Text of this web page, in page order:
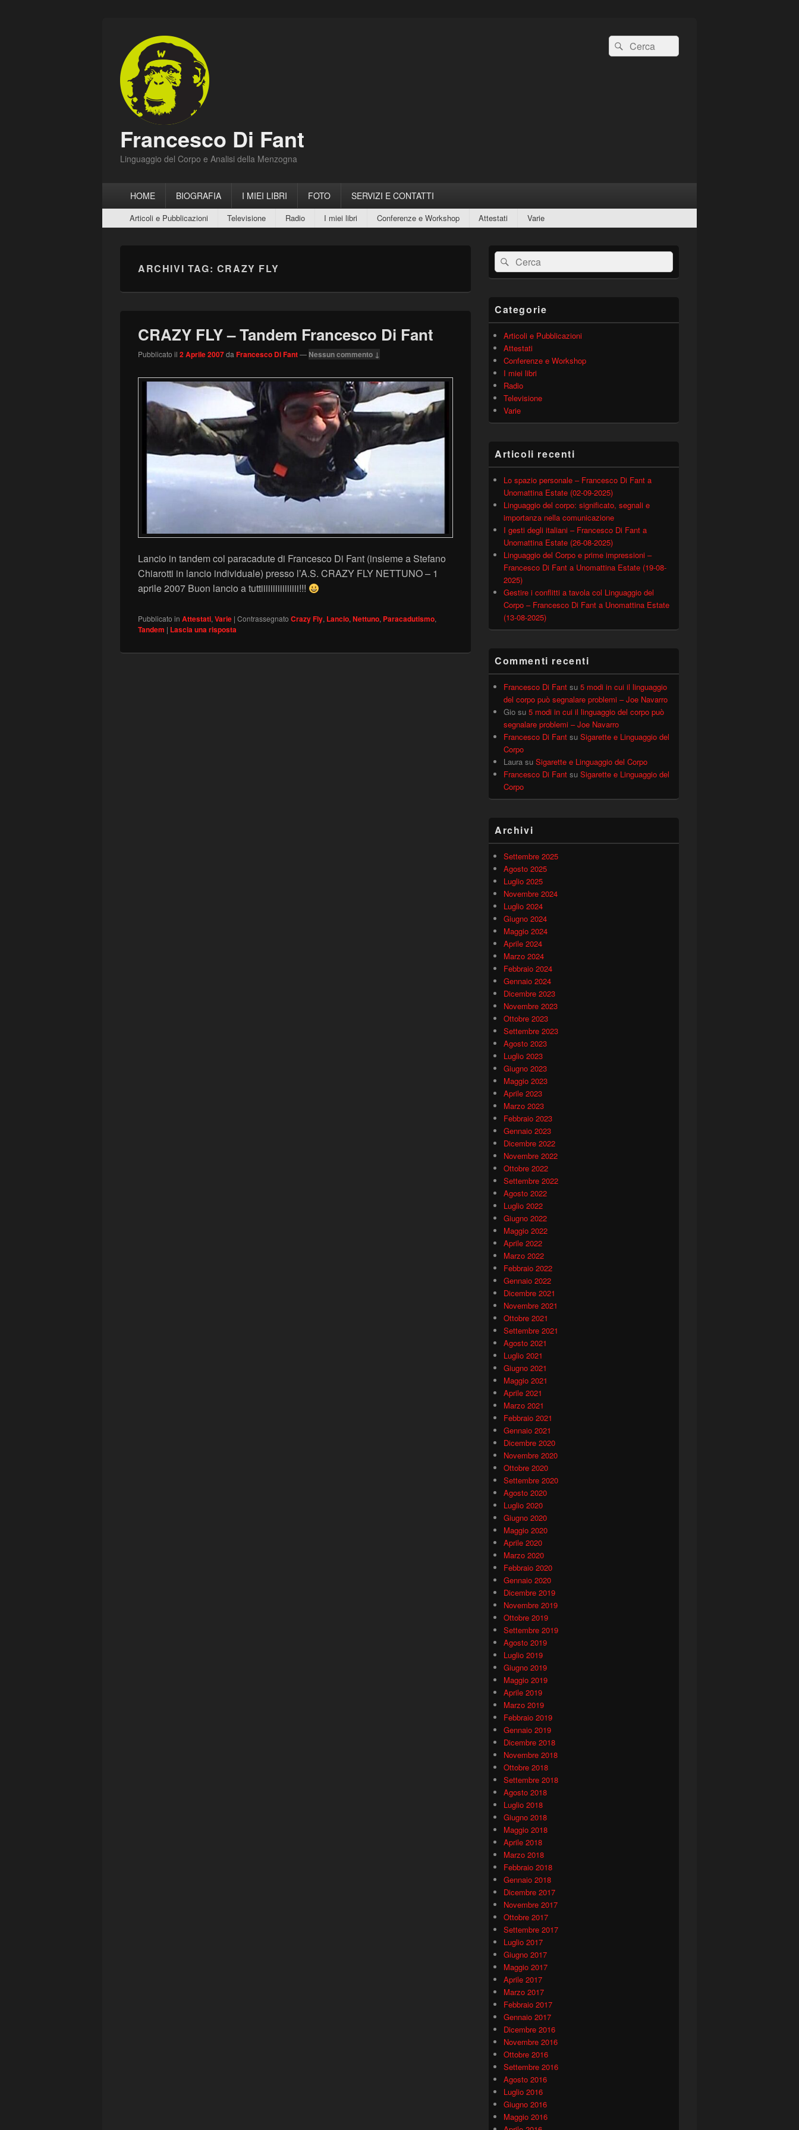
Francesco Di Fant
Linguaggio del Corpo e Analisi della Menzogna
Cerca:Cerca
principaleHOME BIOGRAFIA I MIEI LIBRI FOTO SERVIZI E CONTATTI
secondario
Articoli e Pubblicazioni Televisione Radio I miei libri Conferenze e Workshop Attestati Varie
ARCHIVI TAG: CRAZY FLY
CRAZY FLY – Tandem Francesco Di Fant
Pubblicato il 2 Aprile 2007da Francesco Di Fant— Nessun commento ↓
Lancio in tandem col paracadute di Francesco Di Fant (insieme a Stefano
Chiarotti in lancio individuale) presso l’A.S. CRAZY FLY NETTUNO – 1
aprile 2007 Buon lancio a tuttiiiiiiiiiiiiiiii!!!
Pubblicato in Attestati, Varie | Contrassegnato Crazy Fly, Lancio, Nettuno, Paracadutismo,
Tandem | Lascia una risposta
Area
widget
barra
laterale
Cerca:Cerca
Categorie
Articoli e Pubblicazioni
Attestati
Conferenze e Workshop
I miei libri
Radio
Televisione
Varie
Articoli recenti
Lo spazio personale – Francesco Di Fant a
Unomattina Estate (02-09-2025)
Linguaggio del corpo: significato, segnali e
importanza nella comunicazione
I gesti degli italiani – Francesco Di Fant a
Unomattina Estate (26-08-2025)
Linguaggio del Corpo e prime impressioni –
Francesco Di Fant a Unomattina Estate (19-08-
2025)
Gestire i conflitti a tavola col Linguaggio del
Corpo – Francesco Di Fant a Unomattina Estate
(13-08-2025)
Commenti recenti
Francesco Di Fant su 5 modi in cui il linguaggio
del corpo può segnalare problemi – Joe Navarro
Gio su 5 modi in cui il linguaggio del corpo può
segnalare problemi – Joe Navarro
Francesco Di Fant su Sigarette e Linguaggio del
Corpo
Laura su Sigarette e Linguaggio del Corpo
Francesco Di Fant su Sigarette e Linguaggio del
Corpo
Archivi
Settembre 2025
Agosto 2025
Luglio 2025
Novembre 2024
Luglio 2024
Giugno 2024
Maggio 2024
Aprile 2024
Marzo 2024
Febbraio 2024
Gennaio 2024
Dicembre 2023
Novembre 2023
Ottobre 2023
Settembre 2023
Agosto 2023
Luglio 2023
Giugno 2023
Maggio 2023
Aprile 2023
Marzo 2023
Febbraio 2023
Gennaio 2023
Dicembre 2022
Novembre 2022
Ottobre 2022
Settembre 2022
Agosto 2022
Luglio 2022
Giugno 2022
Maggio 2022
Aprile 2022
Marzo 2022
Febbraio 2022
Gennaio 2022
Dicembre 2021
Novembre 2021
Ottobre 2021
Settembre 2021
Agosto 2021
Luglio 2021
Giugno 2021
Maggio 2021
Aprile 2021
Marzo 2021
Febbraio 2021
Gennaio 2021
Dicembre 2020
Novembre 2020
Ottobre 2020
Settembre 2020
Agosto 2020
Luglio 2020
Giugno 2020
Maggio 2020
Aprile 2020
Marzo 2020
Febbraio 2020
Gennaio 2020
Dicembre 2019
Novembre 2019
Ottobre 2019
Settembre 2019
Agosto 2019
Luglio 2019
Giugno 2019
Maggio 2019
Aprile 2019
Marzo 2019
Febbraio 2019
Gennaio 2019
Dicembre 2018
Novembre 2018
Ottobre 2018
Settembre 2018
Agosto 2018
Luglio 2018
Giugno 2018
Maggio 2018
Aprile 2018
Marzo 2018
Febbraio 2018
Gennaio 2018
Dicembre 2017
Novembre 2017
Ottobre 2017
Settembre 2017
Luglio 2017
Giugno 2017
Maggio 2017
Aprile 2017
Marzo 2017
Febbraio 2017
Gennaio 2017
Dicembre 2016
Novembre 2016
Ottobre 2016
Settembre 2016
Agosto 2016
Luglio 2016
Giugno 2016
Maggio 2016